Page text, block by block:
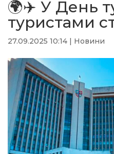
🌍✈️ У День
туристами
27.09.2025 10:14 Новини